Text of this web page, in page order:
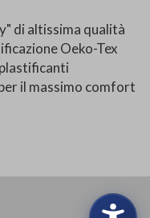
di altissima qualità
Oeko-Tex
il massimo comfort